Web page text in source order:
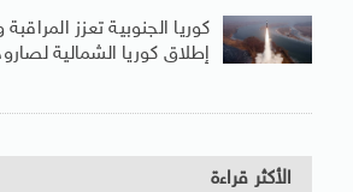
كوريا الجنوبية تعزز
إطلاق كوريا الشمالية
الأكثر قراءة